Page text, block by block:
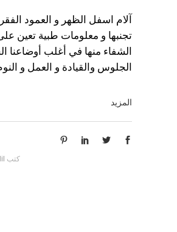
آلام اسفل الظهر و العمود
تجنبها و معلومات طبية تعين
الشفاء منها في أغلب أوضاعنا
الجلوس والقيادة و العمل و
المزيد
كتب